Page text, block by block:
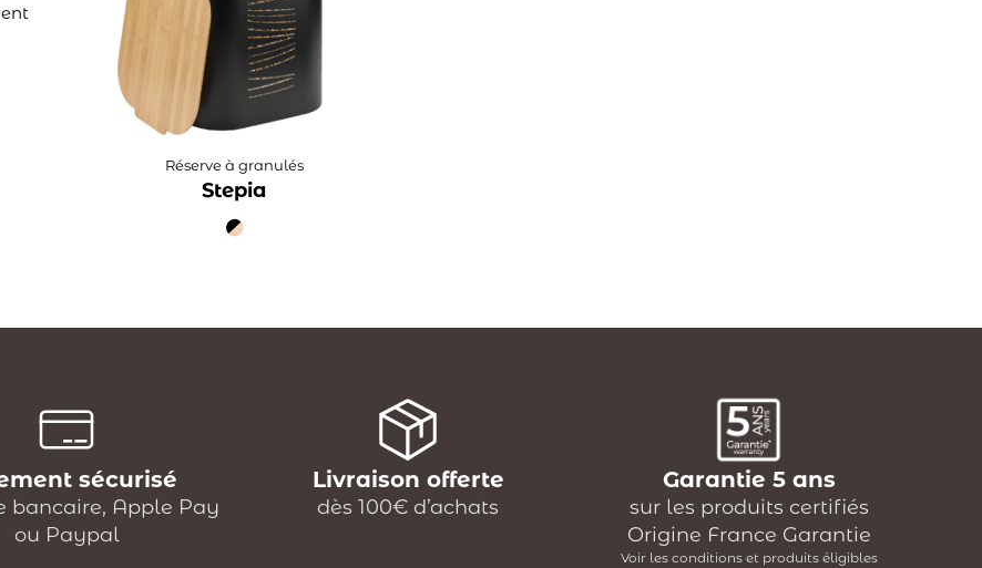
Réserve à granulés
Stepia
sécurisé
bancaire, Apple Pay
ou Paypal
Livraison offerte
dès 100€ d’achats
Garantie 5 ans
sur les produits certifiés
Origine France Garantie
Voir les conditions et produits éligibles